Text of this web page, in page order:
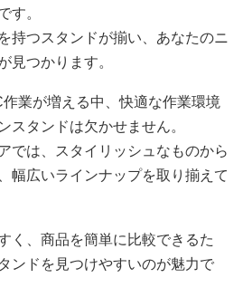
す。
持つスタンドが揃い、あなたのニ
見つかります。
業が増える中、快適な作業環境
スタンドは欠かせません。
では、スタイリッシュなものから
幅広いラインナップを取り揃えて
く、商品を簡単に比較できるた
ンドを見つけやすいのが魅力で